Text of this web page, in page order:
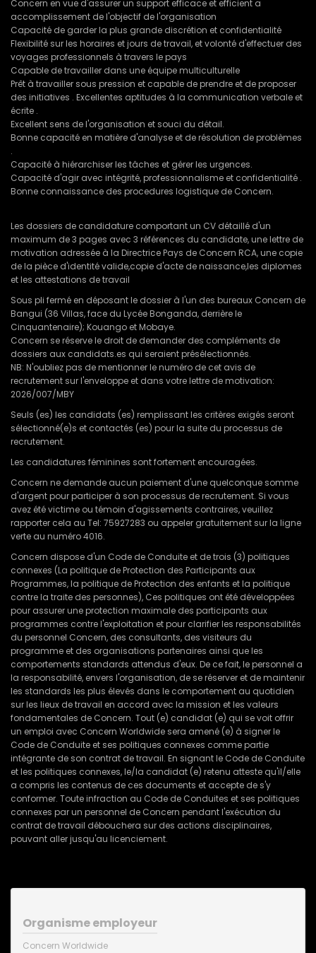
Concern en vue d'assurer un support efficace et efficient a
accomplissement de l'objectif de l'organisation
Capacité de garder la plus grande discrétion et confidentialité
Flexibilité sur les horaires et jours de travail, et volonté d'effectuer des
voyages professionnels à travers le pays
Capable de travailler dans une équipe multiculturelle
Prêt à travailler sous pression et capable de prendre et de proposer
des initiatives . Excellentes aptitudes à la communication verbale et
écrite .
Excellent sens de l'organisation et souci du détail.
Bonne capacité en matière d'analyse et de résolution de problèmes
.
Capacité à hiérarchiser les tâches et gérer les urgences.
Capacité d'agir avec intégrité, professionnalisme et confidentialité .
Bonne connaissance des procedures logistique de Concern.
Les dossiers de candidature comportant un CV détaillé d'un
maximum de 3 pages avec 3 références du candidate, une lettre de
motivation adressée à la Directrice Pays de Concern RCA, une copie
de la pièce d'identité valide,copie d'acte de naissance,les diplomes
et les attestations de travail
Sous pli fermé en déposant le dossier à l'un des bureaux Concern de
Bangui (36 Villas, face du Lycée Bonganda, derrière le
Cinquantenaire); Kouango et Mobaye.
Concern se réserve le droit de demander des compléments de
dossiers aux candidats.es qui seraient présélectionnés.
NB: N'oubliez pas de mentionner le numéro de cet avis de
recrutement sur l'enveloppe et dans votre lettre de motivation:
2026/007/MBY
Seuls (es) les candidats (es) remplissant les critères exigés seront
sélectionné(e)s et contactés (es) pour la suite du processus de
recrutement.
Les candidatures féminines sont fortement encouragées.
Concern ne demande aucun paiement d'une quelconque somme
d'argent pour participer à son processus de recrutement. Si vous
avez été victime ou témoin d'agissements contraires, veuillez
rapporter cela au Tel: 75927283 ou appeler gratuitement sur la ligne
verte au numéro 4016.
Concern dispose d'un Code de Conduite et de trois (3) politiques
connexes (La politique de Protection des Participants aux
Programmes, la politique de Protection des enfants et la politique
contre la traite des personnes), Ces politiques ont été développées
pour assurer une protection maximale des participants aux
programmes contre l'exploitation et pour clarifier les responsabilités
du personnel Concern, des consultants, des visiteurs du
programme et des organisations partenaires ainsi que les
comportements standards attendus d'eux. De ce fait, le personnel a
la responsabilité, envers l'organisation, de se réserver et de maintenir
les standards les plus élevés dans le comportement au quotidien
sur les lieux de travail en accord avec la mission et les valeurs
fondamentales de Concern. Tout (e) candidat (e) qui se voit offrir
un emploi avec Concern Worldwide sera amené (e) à signer le
Code de Conduite et ses politiques connexes comme partie
intégrante de son contrat de travail. En signant le Code de Conduite
et les politiques connexes, le/la candidat (e) retenu atteste qu'il/elle
a compris les contenus de ces documents et accepte de s'y
conformer. Toute infraction au Code de Conduites et ses politiques
connexes par un personnel de Concern pendant l'exécution du
contrat de travail débouchera sur des actions disciplinaires,
pouvant aller jusqu'au licenciement.
Organisme employeur
Concern Worldwide